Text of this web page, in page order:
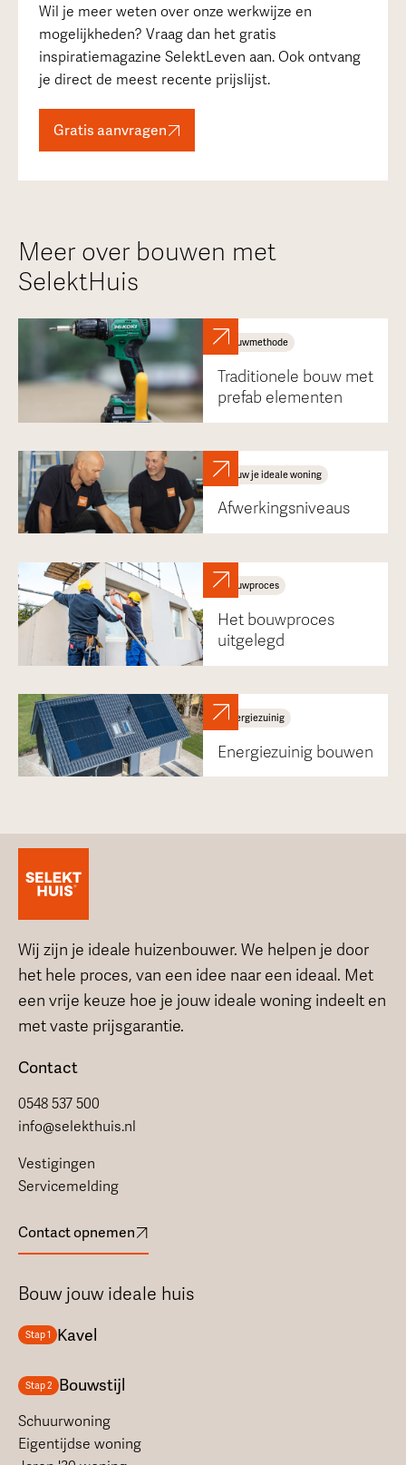
Wil je meer weten over onze werkwijze en
mogelijkheden? Vraag dan het gratis
inspiratiemagazine SelektLeven aan. Ook ontvang
je direct de meest recente prijslijst.
Gratis aanvragen
Meer over bouwen met
SelektHuis
Bouwmethode
Traditionele bouw met
prefab elementen
Bouw je ideale woning
Afwerkingsniveaus
Bouwproces
Het bouwproces
uitgelegd
Energiezuinig
Energiezuinig bouwen
Wij zijn je ideale huizenbouwer. We helpen je door
het hele proces, van een idee naar een ideaal. Met
een vrije keuze hoe je jouw ideale woning indeelt en
met vaste prijsgarantie.
Contact
0548 537 500
info@selekthuis.nl
Vestigingen
Servicemelding
Contact opnemen
Bouw jouw ideale huis
Stap 1 Kavel
Stap 2 Bouwstijl
Schuurwoning
Eigentijdse woning